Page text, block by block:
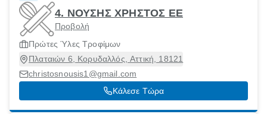
4. ΝΟΥΣΗΣ ΧΡΗΣΤΟΣ ΕΕ
Προβολή
Πρώτες Ύλες Τροφίμων
Πλαταιών 6, Κορυδαλλός, Αττική, 18121
christosnousis1@gmail.com
Κάλεσε Τώρα